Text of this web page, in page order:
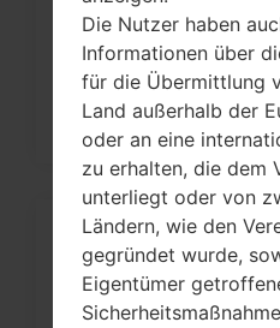
auf...
Die Nutzer haben
Informationen über
für die Übermittlung
Land außerhalb der
oder an eine
zu erhalten, die dem
unterliegt oder von
Ländern, wie den
gegründet wurde,
Eigentümer